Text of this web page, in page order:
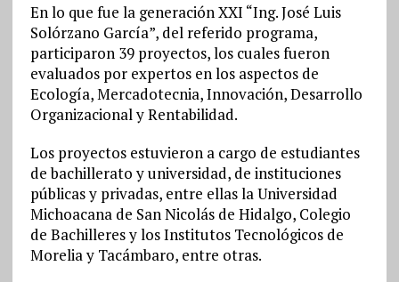
En lo que fue la generación XXI “Ing. José Luis
Solórzano García”, del referido programa,
participaron 39 proyectos, los cuales fueron
evaluados por expertos en los aspectos de
Ecología, Mercadotecnia, Innovación, Desarrollo
Organizacional y Rentabilidad.
Los proyectos estuvieron a cargo de estudiantes
de bachillerato y universidad, de instituciones
públicas y privadas, entre ellas la Universidad
Michoacana de San Nicolás de Hidalgo, Colegio
de Bachilleres y los Institutos Tecnológicos de
Morelia y Tacámbaro, entre otras.